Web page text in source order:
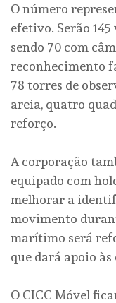
O número
efetivo. Serão
sendo 70 com
reconhecimento
78 torres de
areia, quatro
reforço.
A corporação
equipado com
melhorar a
movimento
marítimo será
que dará apoio
O CICC Móvel